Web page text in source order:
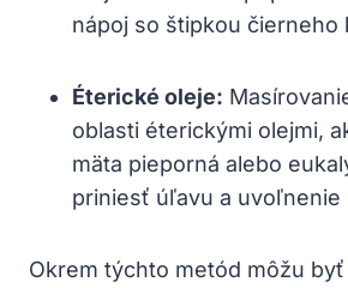
nápoj ⁢so štipkou čierneho‍
Éterické oleje:
oblasti éterickými ⁣olejmi,
mäta ⁣pieporná alebo
priniesť ‌úľavu a uvoľnenie
Okrem týchto‍ metód môžu